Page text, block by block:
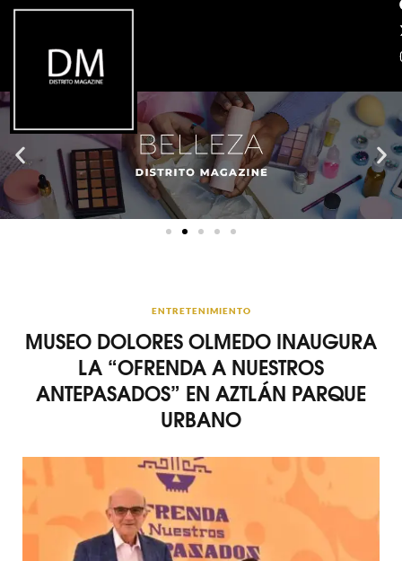
ENTRETENIMIENTO
MUSEO DOLORES OLMEDO INAUGURA
LA “OFRENDA A NUESTROS
ANTEPASADOS” EN AZTLÁN PARQUE
URBANO